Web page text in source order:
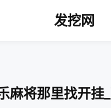
发挖网
麻将那里找开挂